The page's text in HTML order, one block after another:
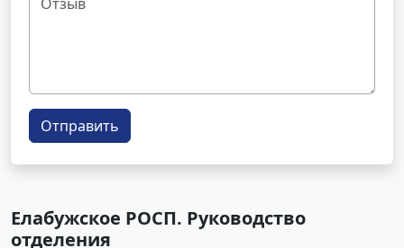
Отправить
Елабужское РОСП. Руководство
отделения